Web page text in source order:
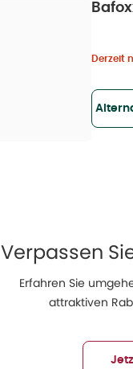
Derzeit
Verpassen
Erfahren Sie
attraktiven